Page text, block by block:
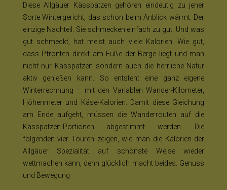
Diese Allgäuer Kässpatzen gehören eindeutig zu jener
Sorte Wintergericht, das schon beim Anblick wärmt. Der
einzige Nachteil: Sie schmecken einfach zu gut. Und was
gut schmeckt, hat meist auch viele Kalorien. Wie gut,
dass Pfronten direkt am Fuße der Berge liegt und man
nicht nur Kässpatzen sondern auch die herrliche Natur
aktiv genießen kann. So entsteht eine ganz eigene
Winterrechnung – mit den Variablen Wander-Kilometer,
Höhenmeter und Käse-Kalorien. Damit diese Gleichung
am Ende aufgeht, müssen die Wanderrouten auf die
Kässpatzen-Portionen abgestimmt werden. Die
folgenden vier Touren zeigen, wie man die Kalorien der
Allgäuer Spezialität auf schönste Weise wieder
wettmachen kann, denn glücklich macht beides: Genuss
und Bewegung